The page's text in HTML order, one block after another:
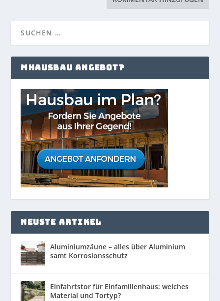
MHAUSBAU ANGEBOT?
NEUSTE ARTIKEL
Aluminiumzäune – alles über Aluminium
samt Korrosionsschutz
Einfahrtstor für Einfamilienhaus: welches
Material und Tortyp?